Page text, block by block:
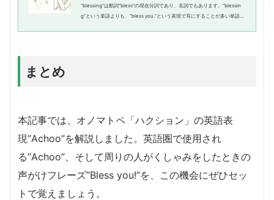
“blessing”は動詞”bless”の現在分詞であり、名詞でもあります。”blessin
g”という単語よりも、”bless you.”という表現で耳にすることが多い単語で
まとめ
本記事では、オノマトペ「ハクション」の英語表
現”Achoo”を解説しました。英語圏で使用され
る”Achoo”、そして周りの人がくしゃみをしたときの
声がけフレーズ”Bless you!”を、この機会にぜひセッ
トで覚えましょう。